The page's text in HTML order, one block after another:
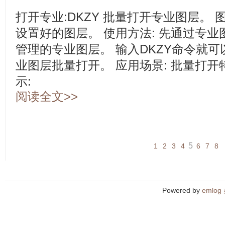
打开专业:DKZY 批量打开专业图层。
设置好的图层。 使用方法: 先通过专业
管理的专业图层。 输入DKZY命令就
业图层批量打开。 应用场景: 批量打开
示:
阅读全文>>
1 2 3 4 5 6 7 8
Powered by emlog